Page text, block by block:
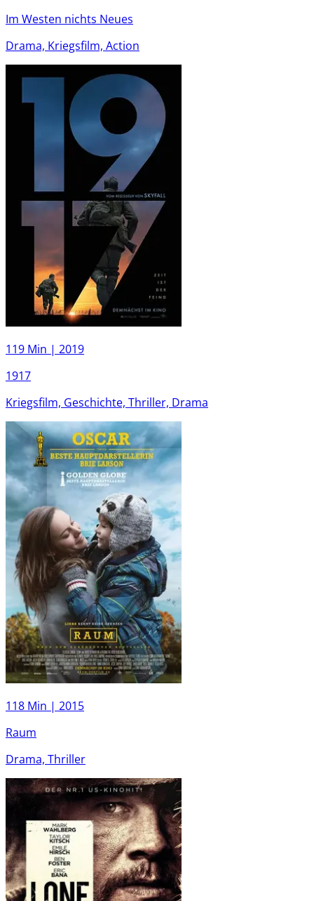
Im Westen nichts Neues
Drama, Kriegsfilm, Action
119 Min | 2019
1917
Kriegsfilm, Geschichte, Thriller, Drama
118 Min | 2015
Raum
Drama, Thriller